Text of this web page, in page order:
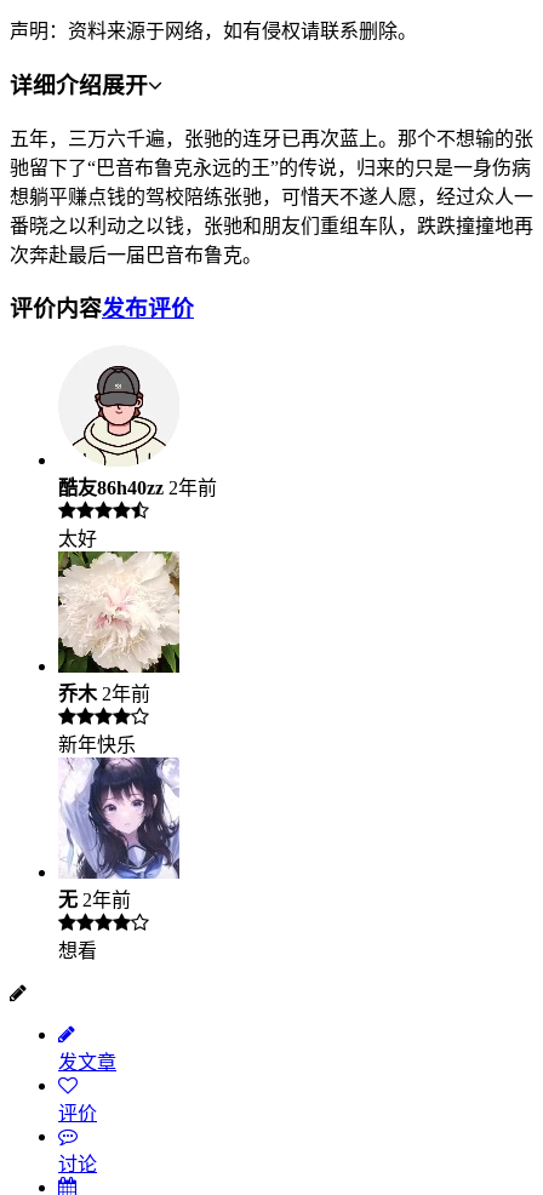
声明：资料来源于网络，如有侵权请联系删除。
详细介绍展开
五年，三万六千遍，张驰的连牙已再次蓝上。那个不想输的张
驰留下了“巴音布鲁克永远的王”的传说，归来的只是一身伤病
想躺平赚点钱的驾校陪练张驰，可惜天不遂人愿，经过众人一
番晓之以利动之以钱，张驰和朋友们重组车队，跌跌撞撞地再
次奔赴最后一届巴音布鲁克。
评价内容发布评价
酷友86h40zz 2年前
太好
乔木 2年前
新年快乐
无 2年前
想看
发文章
评价
讨论